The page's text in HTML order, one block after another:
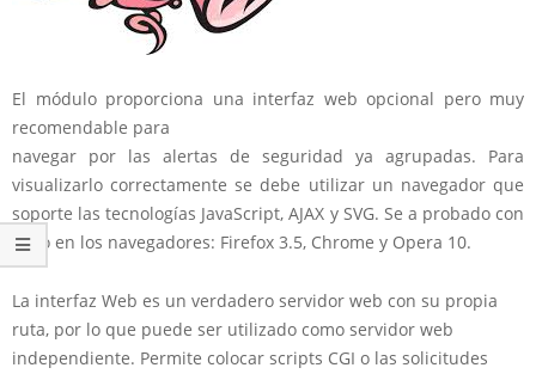
El módulo proporciona una interfaz web opcional pero muy
recomendable para
navegar por las alertas de seguridad ya agrupadas. Para
visualizarlo correctamente se debe utilizar un navegador que
soporte las tecnologías JavaScript, AJAX y SVG. Se a probado con
éxito en los navegadores: Firefox 3.5, Chrome y Opera 10.
La interfaz Web es un verdadero servidor web con su propia
ruta, por lo que puede ser utilizado como servidor web
independiente. Permite colocar scripts CGI o las solicitudes